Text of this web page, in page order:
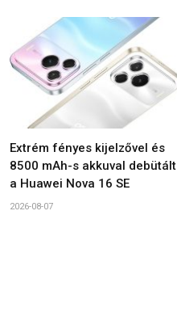
Extrém fényes kijelzővel és
8500 mAh-s akkuval debütált
a Huawei Nova 16 SE
2026-08-07